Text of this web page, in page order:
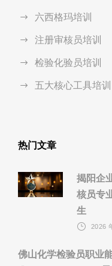
六西格玛培训
注册审核员培训
检验化验员培训
五大核心工具培训
热门文章
揭阳企
核员专
生
2026
佛山化学检验员职业